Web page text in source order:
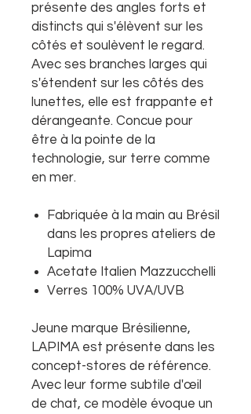
présente des angles forts et
distincts qui s'élèvent sur les
côtés et soulèvent le regard.
Avec ses branches larges qui
s'étendent sur les côtés des
lunettes, elle est frappante et
dérangeante. Concue pour
être à la pointe de la
technologie, sur terre comme
en mer.
Fabriquée à la main au Brésil
dans les propres ateliers de
Lapima
Acetate Italien Mazzucchelli
Verres 100% UVA/UVB
Jeune marque Brésilienne,
LAPIMA est présente dans les
concept-stores de référence.
Avec leur forme subtile d'œil
de chat, ce modèle évoque un